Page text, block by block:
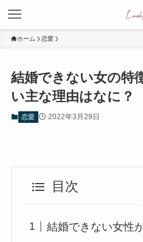
ホーム 恋愛
結婚できない女の特
い主な理由はなに？
恋愛 2022年3月29日
目次
結婚できない女性